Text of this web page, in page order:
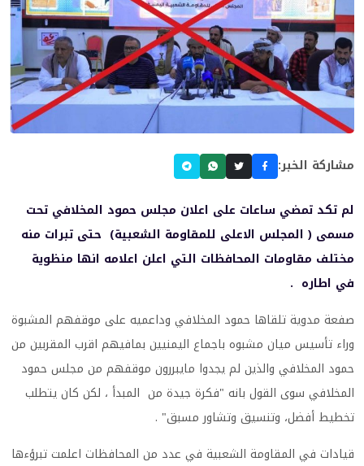
مشاركة الخبر:
لم تكد تمضي ساعات على اعلان مجلس حمود المخلافي تحت
مسمى ( المجلس الاعلى للمقاومة الشعبية) حتى تبرات منه
مختلف مقاومات المحافظات التي اعلن اعلامه انها منظوية
في اطاره .
صفعة مدوية تلقاها حمود المخلافي وداعميه على موقفهم المشبوة
وراء تأسيس ميان مشبوه باجماع اليمنيين بمافيهم اقرب المقربين من
حمود المخلافي والذين لم يجدوا مايبررون موقفهم من مجلس حمود
المخلافي سوى القول بانه "فكرة جيدة من المبدأ ، لكن كان يتطلب
تخطيط أفضل، وتنسيق وتشاور مسبق" .
قيادات في المقاومة الشعبية في عدد من المحافظات اعلمت تبرؤءها